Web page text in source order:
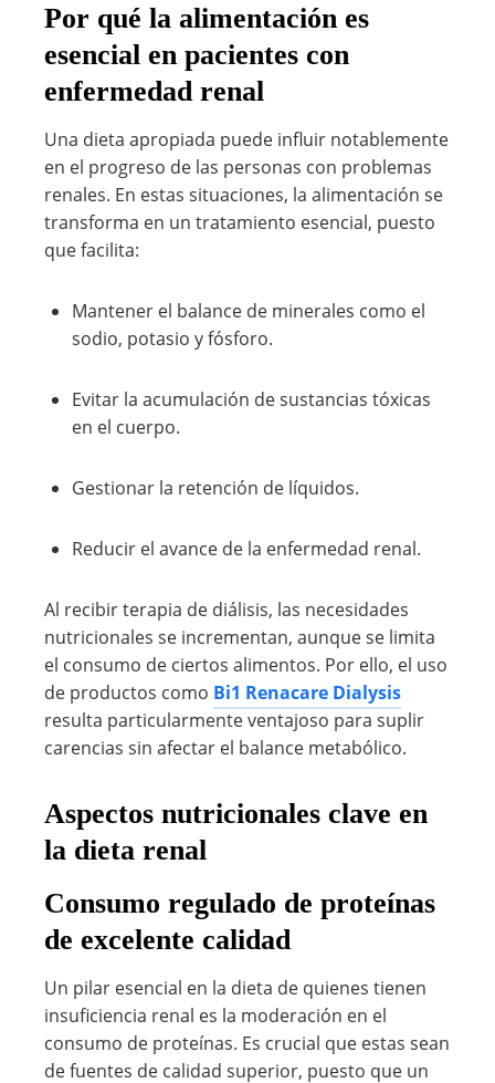
Por qué la alimentación es
esencial en pacientes con
enfermedad renal
Una dieta apropiada puede influir notablemente
en el progreso de las personas con problemas
renales. En estas situaciones, la alimentación se
transforma en un tratamiento esencial, puesto
que facilita:
Mantener el balance de minerales como el
sodio, potasio y fósforo.
Evitar la acumulación de sustancias tóxicas
en el cuerpo.
Gestionar la retención de líquidos.
Reducir el avance de la enfermedad renal.
Al recibir terapia de diálisis, las necesidades
nutricionales se incrementan, aunque se limita
el consumo de ciertos alimentos. Por ello, el uso
de productos como Bi1 Renacare Dialysis
resulta particularmente ventajoso para suplir
carencias sin afectar el balance metabólico.
Aspectos nutricionales clave en
la dieta renal
Consumo regulado de proteínas
de excelente calidad
Un pilar esencial en la dieta de quienes tienen
insuficiencia renal es la moderación en el
consumo de proteínas. Es crucial que estas sean
de fuentes de calidad superior, puesto que un